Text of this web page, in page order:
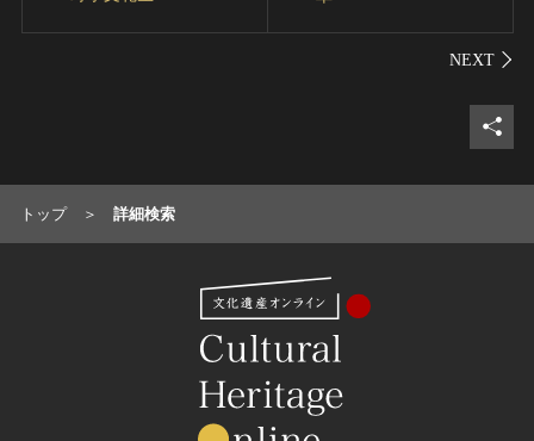
シェ
トップ 詳細検索